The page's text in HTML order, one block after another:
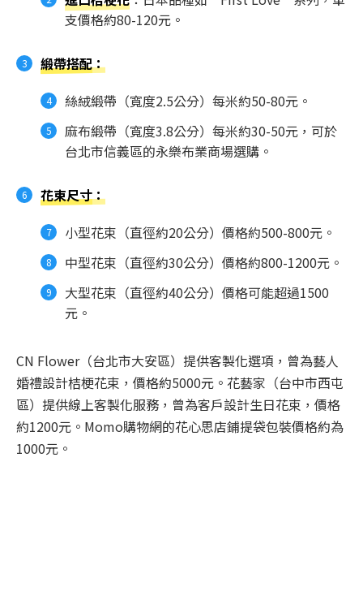
支價格約80-120元。
緞帶搭配：
絲絨緞帶（寬度2.5公分）每米約50-80元。
麻布緞帶（寬度3.8公分）每米約30-50元，可於
台北市信義區的永樂布業商場選購。
花束尺寸：
小型花束（直徑約20公分）價格約500-800元。
中型花束（直徑約30公分）價格約800-1200元。
大型花束（直徑約40公分）價格可能超過1500
元。
CN Flower（台北市大安區）提供客製化選項，曾為藝人
婚禮設計桔梗花束，價格約5000元。花藝家（台中市西屯
區）提供線上客製化服務，曾為客戶設計生日花束，價格
約1200元。Momo購物網的花心思店鋪提袋包裝價格約為
1000元。